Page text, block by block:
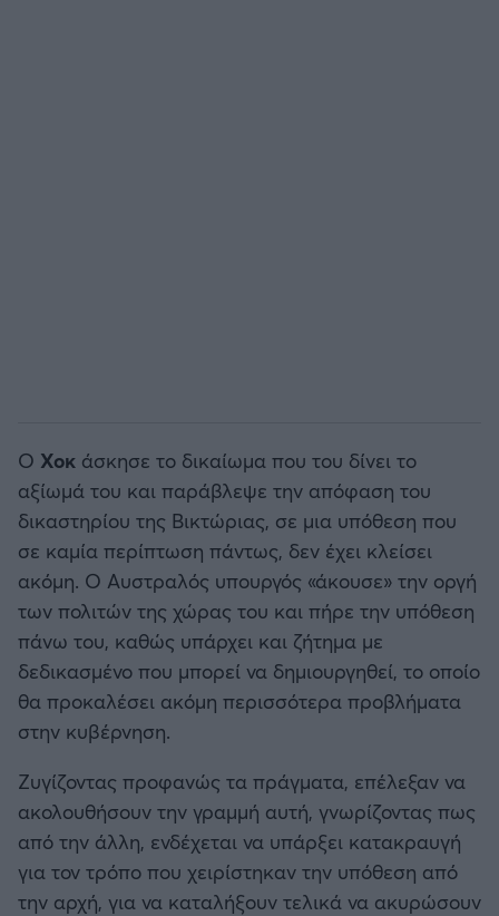
Ο Χοκ άσκησε το δικαίωμα που του δίνει το
αξίωμά του και παράβλεψε την απόφαση του
δικαστηρίου της Βικτώριας, σε μια υπόθεση που
σε καμία περίπτωση πάντως, δεν έχει κλείσει
ακόμη. Ο Αυστραλός υπουργός «άκουσε» την οργή
των πολιτών της χώρας του και πήρε την υπόθεση
πάνω του, καθώς υπάρχει και ζήτημα με
δεδικασμένο που μπορεί να δημιουργηθεί, το οποίο
θα προκαλέσει ακόμη περισσότερα προβλήματα
στην κυβέρνηση.
Ζυγίζοντας προφανώς τα πράγματα, επέλεξαν να
ακολουθήσουν την γραμμή αυτή, γνωρίζοντας πως
από την άλλη, ενδέχεται να υπάρξει κατακραυγή
για τον τρόπο που χειρίστηκαν την υπόθεση από
την αρχή, για να καταλήξουν τελικά να ακυρώσουν